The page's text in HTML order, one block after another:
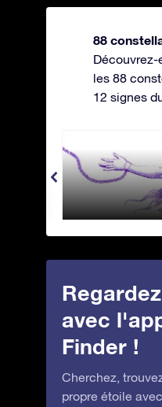
88
Découvrez-
les 88
12 signes
Andromeda -
avec
Finder !
Cherchez,
propre étoile